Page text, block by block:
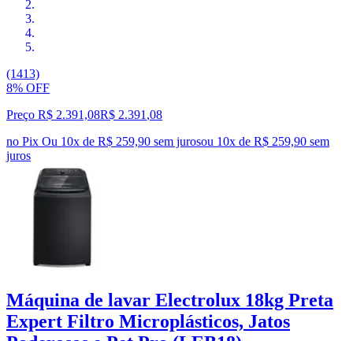
(1413)
8% OFF
Preço R$ 2.391,08R$ 2.391 ,08
no Pix Ou 10x de R$ 259,90 sem jurosou 10x de R$ 259,90 sem
juros
Máquina de lavar Electrolux 18kg Preta
Expert Filtro Microplásticos, Jatos